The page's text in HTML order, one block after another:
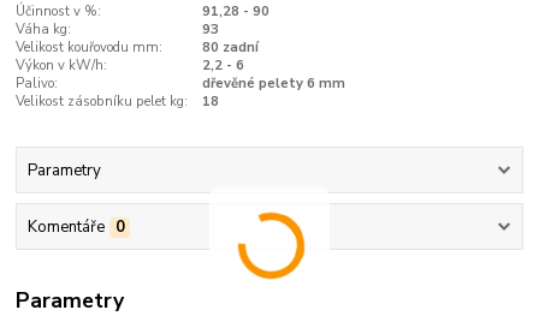
Účinnost v %:
91,28 - 90
Váha kg:
93
Velikost kouřovodu mm:
80 zadní
Výkon v kW/h:
2,2 - 6
Palivo:
dřevěné pelety 6 mm
Velikost zásobníku pelet kg:
18
Parametry
Komentáře 0
Parametry